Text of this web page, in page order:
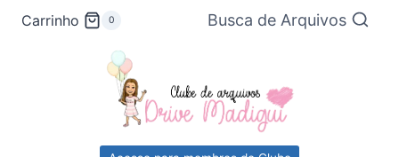
Pular
Carrinho 0 Busca de Arquivos